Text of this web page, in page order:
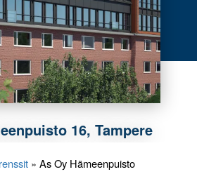
16, Tampere
»As Oy Hämeenpuisto